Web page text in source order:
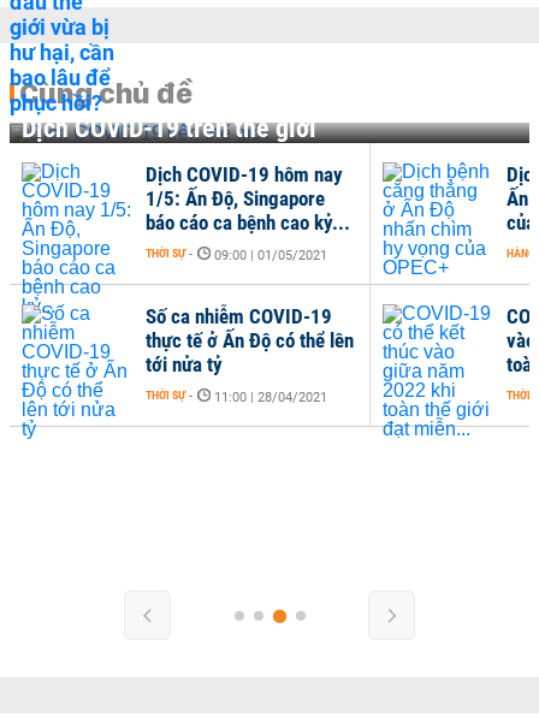
Cùng chủ đề
Dịch COVID-19 trên thế giới
THỜI
Dịch COVID-19 hôm nay
1/5: Ấn Độ, Singapore
báo cáo ca bệnh cao kỷ...
THỜI SỰ - 09:00 | 01/05/2021
Số ca nhiễm COVID-19
thực tế ở Ấn Độ có thể lên
tới nửa tỷ
THỜI SỰ - 11:00 | 28/04/2021
Ấn
của
HÀNG